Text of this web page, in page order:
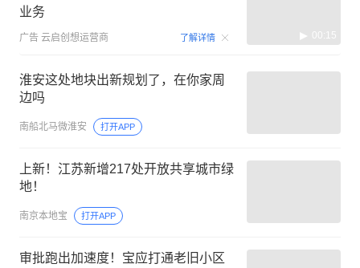
业务
广告 云启创想运营商 了解详情 00:15
淮安这处地块出新规划了，在你家周
边吗
南船北马微淮安 打开APP
上新！江苏新增217处开放共享城市绿
地！
南京本地宝 打开APP
审批跑出加速度！宝应打通老旧小区